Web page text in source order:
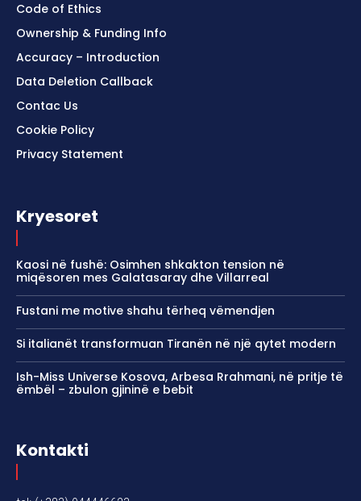
Code of Ethics
Ownership & Funding Info
Accuracy – Introduction
Data Deletion Callback
Contac Us
Cookie Policy
Privacy Statement
Kryesoret
Kaosi në fushë: Osimhen shkakton tension në
miqësoren mes Galatasaray dhe Villarreal
Fustani me motive shahu tërheq vëmendjen
Si italianët transformuan Tiranën në një qytet modern
Ish-Miss Universe Kosova, Arbesa Rrahmani, në pritje të
ëmbël – zbulon gjininë e bebit
Kontakti